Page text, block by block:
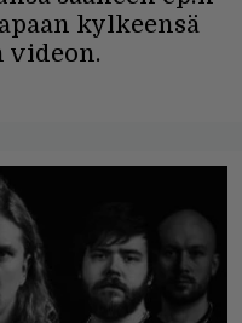
kylkeensä
videon.